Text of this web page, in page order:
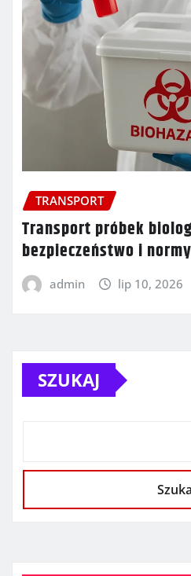
TRANSPORT
Transport próbek
bezpieczeństwo i normy
admin lip 10, 2026
SZUKAJ